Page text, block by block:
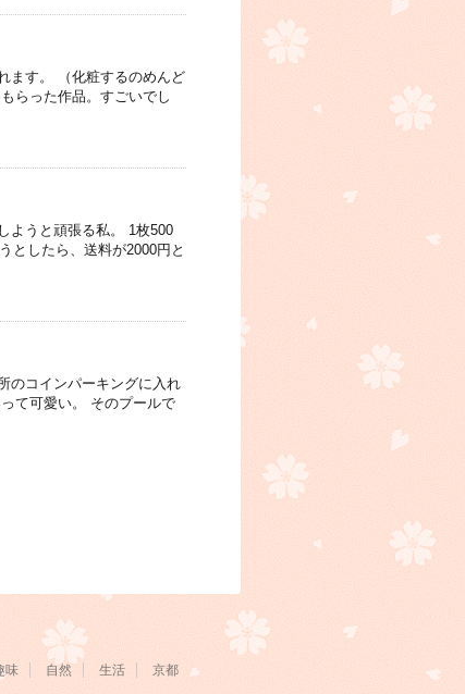
ます。 （化粧するのめんど
らった作品。すごいでし
ようと頑張る私。 1枚500
としたら、送料が2000円と
のコインパーキングに入れ
て可愛い。 そのプールで
味 自然 生活 京都